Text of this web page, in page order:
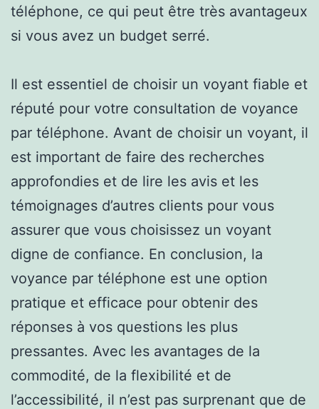
téléphone, ce qui peut être très avantageux
si vous avez un budget serré.
Il est essentiel de choisir un voyant fiable et
réputé pour votre consultation de voyance
par téléphone. Avant de choisir un voyant, il
est important de faire des recherches
approfondies et de lire les avis et les
témoignages d’autres clients pour vous
assurer que vous choisissez un voyant
digne de confiance. En conclusion, la
voyance par téléphone est une option
pratique et efficace pour obtenir des
réponses à vos questions les plus
pressantes. Avec les avantages de la
commodité, de la flexibilité et de
l’accessibilité, il n’est pas surprenant que de